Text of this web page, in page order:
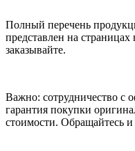
Полный перечень
представлен на
заказывайте.
Важно: сотрудничество
гарантия покупки
стоимости. Обращайтесь